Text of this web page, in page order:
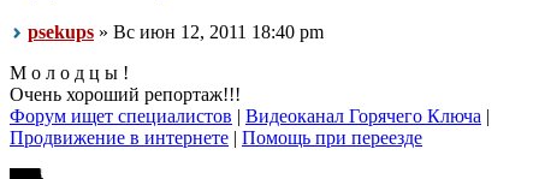
psekups » Вс июн 12, 2011 18:40 pm
М о л о д ц ы !
Очень хороший репортаж!!!
Форум ищет специалистов | Видеоканал Горячего Ключа |
Продвижение в интернете | Помощь при переезде